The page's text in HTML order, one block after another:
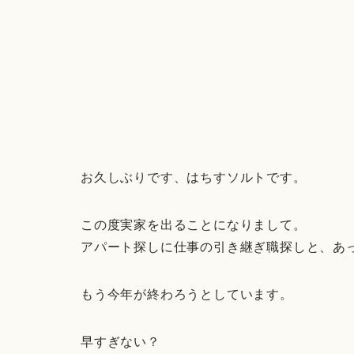
お久しぶりです、はちすソルトです。
この度実家を出ることになりまして。
アパート探しに仕事の引き継ぎ職探しと、あ
もう今年が終わろうとしています。
早すぎない？